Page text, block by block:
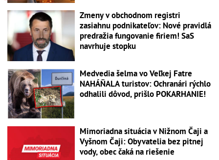
Zmeny v obchodnom registri
zasiahnu podnikateľov: Nové pravidlá
predražia fungovanie firiem! SaS
navrhuje stopku
Medvedia šelma vo Veľkej Fatre
NAHÁŇALA turistov: Ochranári rýchlo
odhalili dôvod, prišlo POKARHANIE!
Mimoriadna situácia v Nižnom Čaji a
Vyšnom Čaji: Obyvatelia bez pitnej
vody, obec čaká na riešenie